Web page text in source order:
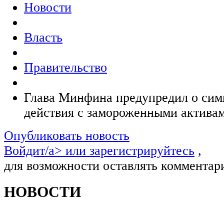
Новости
Власть
Правительство
Глава Минфина предупредил о
действия с замороженными
Опубликовать новость
Войдит/a> или зарегистрируйтесь ,
для возможности оставлять
НОВОСТИ